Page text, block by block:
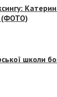
(ФОТО)
школи